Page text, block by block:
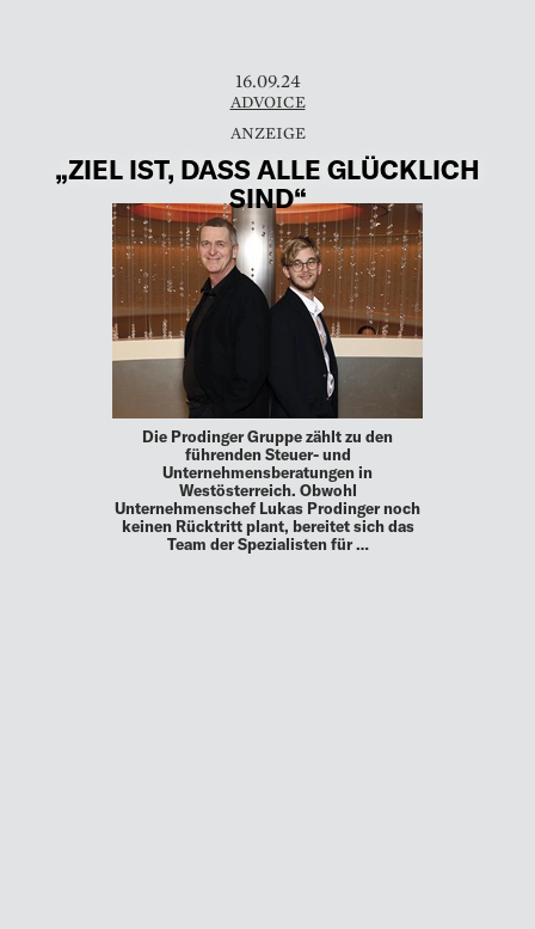
16.09.24
ADVOICE
„ZIEL IST, DASS ALLE GLÜCKLICH
SIND“
Die Prodinger Gruppe zählt zu den
führenden Steuer- und
Unternehmensberatungen in
Westösterreich. Obwohl
Unternehmenschef Lukas Prodinger noch
keinen Rücktritt plant, bereitet sich das
Team der Spezialisten für …